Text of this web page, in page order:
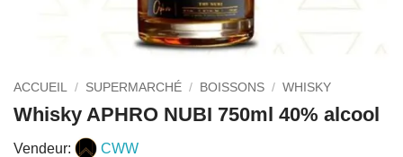
ACCUEIL / SUPERMARCHÉ / BOISSONS / WHISKY
Whisky APHRO NUBI 750ml 40% alcool
Vendeur: CWW